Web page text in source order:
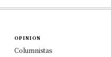
OPINION
Columnistas